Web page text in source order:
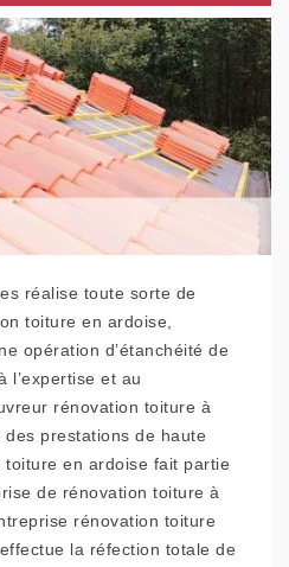
réalise toute sorte de
toiture en ardoise,
opération d’étanchéité de
l’expertise et au
rénovation toiture à
prestations de haute
en ardoise fait partie
de rénovation toiture à
rénovation toiture
la réfection totale de